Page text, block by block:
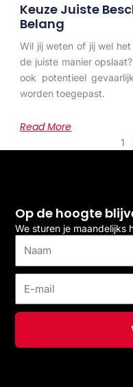
Keuze Juiste
Belang
Wil jij weten of jij wel
de juiste manier
ook potentieel
worden toegepast.
Read More
1
Op de hoogte
We sturen je maandelijks
mail